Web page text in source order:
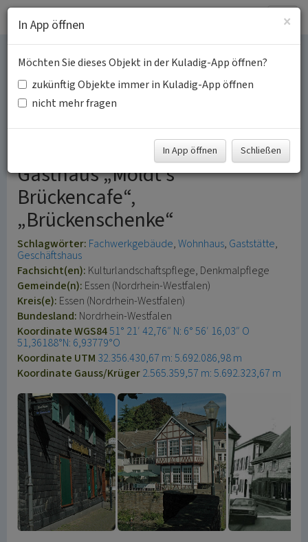
Wohn- und
Geschäftsgebäude in
Kettwig
Gasthaus „Moldt's
Brückencafe“,
„Brückenschenke“
Schlagwörter: Fachwerkgebäude Wohnhaus Gaststätte
Geschäftshaus
Fachsicht(en): Kulturlandschaftspflege, Denkmalpflege
Gemeinde(n): Essen (Nordrhein-Westfalen)
Kreis(e): Essen (Nordrhein-Westfalen)
Bundesland: Nordrhein-Westfalen
Koordinate WGS8451° 21′ 42,76″ N: 6° 56′ 16,03″ O
51,36188°N: 6,93779°O
Koordinate UTM 32.356.430,67 m: 5.692.086,98 m
Koordinate Gauss/Krüger2.565.359,57 m: 5.692.323,67 m
×
In App öffnen
Möchten Sie dieses Objekt in der Kuladig-App öffnen?
zukünftig Objekte immer in Kuladig-App öffnen
nicht mehr fragen
In App öffnen Schließen